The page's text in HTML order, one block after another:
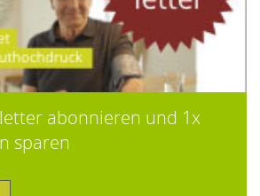
abonnieren und 1x
sparen